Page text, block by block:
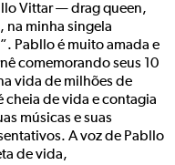
Vittar — drag queen,
na minha singela
Pabllo é muito amada e
comemorando seus 10
vida de milhões de
cheia de vida e contagia
músicas e suas
A voz de Pabllo
de vida,